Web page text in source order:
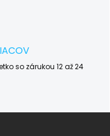
so zárukou 12 až 24